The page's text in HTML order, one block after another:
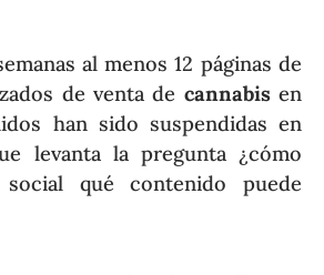
al menos 12 páginas de
de venta de cannabisen
han sido suspendidas en
levanta la pregunta ¿cómo
qué contenido puede